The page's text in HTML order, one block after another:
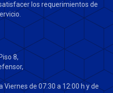
los requerimientos de
8,
Viernes de 07:30 a 12:00 h y de